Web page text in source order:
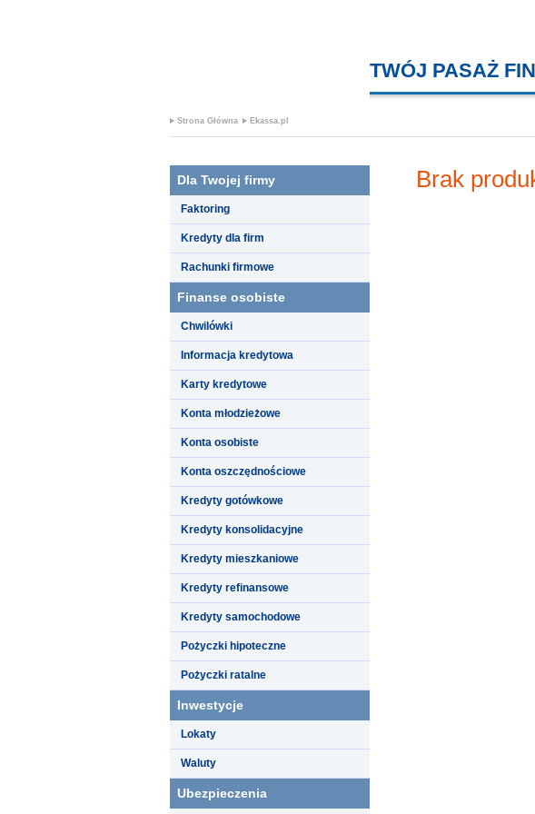
TWÓJ PASAŻ
Strona Główna Ekassa.pl
Dla Twojej firmy
Faktoring
Kredyty dla firm
Rachunki firmowe
Finanse osobiste
Chwilówki
Informacja kredytowa
Karty kredytowe
Konta młodzieżowe
Konta osobiste
Konta oszczędnościowe
Kredyty gotówkowe
Kredyty konsolidacyjne
Kredyty mieszkaniowe
Kredyty refinansowe
Kredyty samochodowe
Pożyczki hipoteczne
Pożyczki ratalne
Inwestycje
Lokaty
Waluty
Ubezpieczenia
Brak